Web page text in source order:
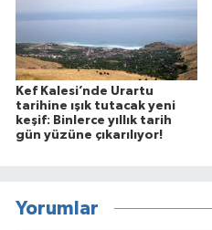
Kef Kalesi’nde Urartu
tarihine ışık tutacak yeni
keşif: Binlerce yıllık tarih
gün yüzüne çıkarılıyor!
Yorumlar